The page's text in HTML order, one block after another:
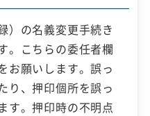
）の名義変更手続き
。こちらの委任者欄
お願いします。誤っ
り、押印個所を誤っ
す。押印時の不明点